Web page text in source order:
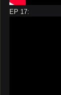
EP 17: